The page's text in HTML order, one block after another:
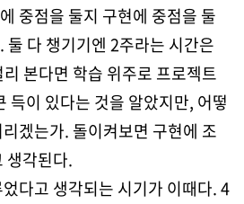
중점을 둘지 구현에 중점을 둘
둘 다 챙기기엔 2주라는 시간은
본다면 학습 위주로 프로젝트
득이 있다는 것을 알았지만, 어떻
겠는가. 돌이켜보면 구현에 조
생각된다.
다고 생각되는 시기가 이때다. 4